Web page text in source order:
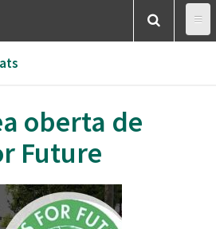
oberta de
Future